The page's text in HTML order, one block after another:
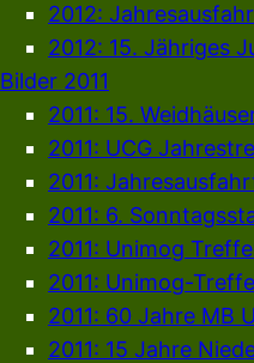
2012:
2012: 15. Jähriges
Bilder 2011
2011: 15.
2011: UCG
2011:
2011: 6.
2011: Unimog
2011: Unimog-
2011: 60 Jahre MB
2011: 15 Jahre